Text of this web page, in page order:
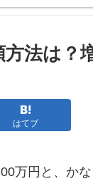
法は？
はてブ
万円と、かな